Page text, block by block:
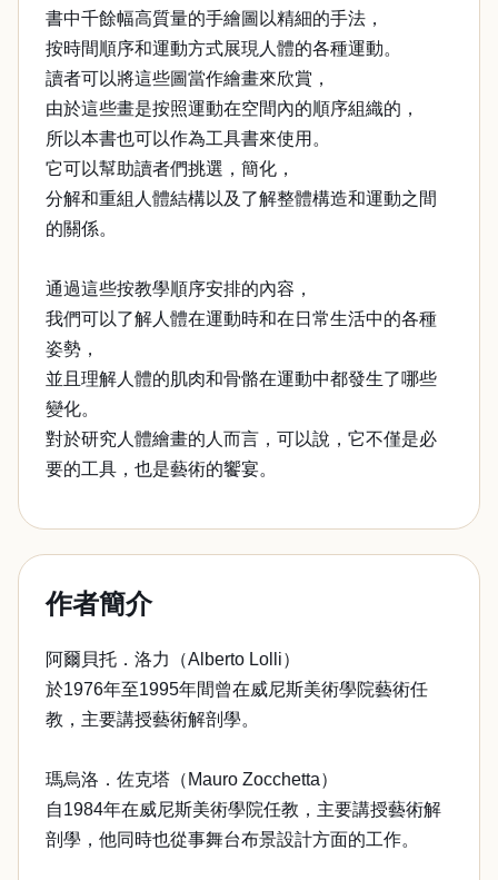
書中千餘幅高質量的手繪圖以精細的手法，
按時間順序和運動方式展現人體的各種運動。
讀者可以將這些圖當作繪畫來欣賞，
由於這些畫是按照運動在空間內的順序組織的，
所以本書也可以作為工具書來使用。
它可以幫助讀者們挑選，簡化，
分解和重組人體結構以及了解整體構造和運動之間
的關係。
通過這些按教學順序安排的內容，
我們可以了解人體在運動時和在日常生活中的各種
姿勢，
並且理解人體的肌肉和骨骼在運動中都發生了哪些
變化。
對於研究人體繪畫的人而言，可以說，它不僅是必
要的工具，也是藝術的饗宴。
作者簡介
阿爾貝托．洛力（Alberto Lolli）
於1976年至1995年間曾在威尼斯美術學院藝術任
教，主要講授藝術解剖學。
瑪烏洛．佐克塔（Mauro Zocchetta）
自1984年在威尼斯美術學院任教，主要講授藝術解
剖學，他同時也從事舞台布景設計方面的工作。